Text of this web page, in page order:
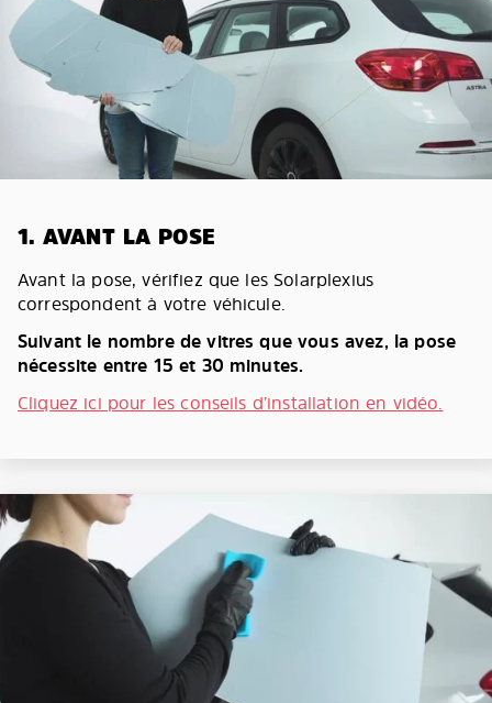
1. AVANT LA POSE
Avant la pose, vérifiez que les Solarplexius
correspondent à votre véhicule.
Suivant le nombre de vitres que vous avez, la pose
nécessite entre 15 et 30 minutes.
Cliquez ici pour les conseils d’installation en vidéo.